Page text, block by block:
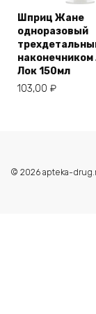
Шприц Жане
одноразовый
наконечником
Лок 150мл
103,00 ₽
© 2026 apteka-